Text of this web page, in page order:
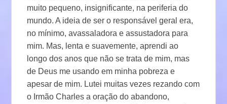
muito pequeno, insignificante, na periferia do
mundo. A ideia de ser o responsável geral era,
no mínimo, avassaladora e assustadora para
mim. Mas, lenta e suavemente, aprendi ao
longo dos anos que não se trata de mim, mas
de Deus me usando em minha pobreza e
apesar de mim. Lutei muitas vezes rezando com
o Irmão Charles a oração do abandono,